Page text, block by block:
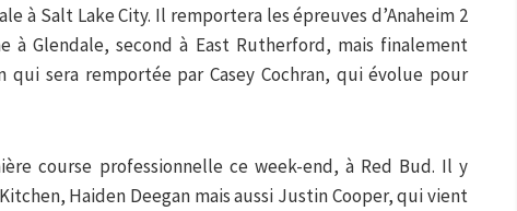
à Salt Lake City. Il remportera les épreuves d’Anaheim 2
à Glendale, second à East Rutherford, mais finalement
qui sera remportée par Casey Cochran, qui évolue pour
course professionnelle ce week-end, à Red Bud. Il y
Haiden Deegan mais aussi Justin Cooper, qui vient